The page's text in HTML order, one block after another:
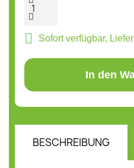
Sofort verfügbar,
In den
BESCHREIBUNG